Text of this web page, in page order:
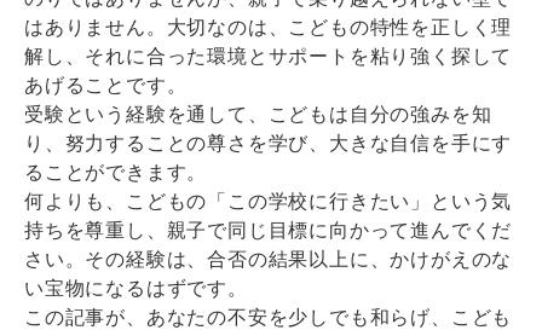
はありません。大切なのは、こどもの特性を正しく理
解し、それに合った環境とサポートを粘り強く探して
あげることです。
受験という経験を通して、こどもは自分の強みを知
り、努力することの尊さを学び、大きな自信を手にす
ることができます。
何よりも、こどもの「この学校に行きたい」という気
持ちを尊重し、親子で同じ目標に向かって進んでくだ
さい。その経験は、合否の結果以上に、かけがえのな
い宝物になるはずです。
この記事が、あなたの不安を少しでも和らげ、こども